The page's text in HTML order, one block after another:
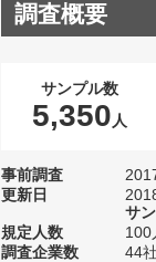
調査概要
サンプル数
5,350 人
事前調査
更新日
サ
規定人数
100
調査企業数
44社